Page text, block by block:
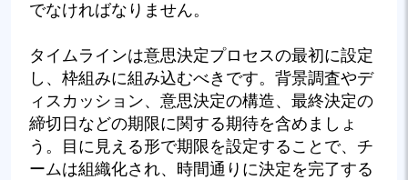
でなければなりません。
タイムラインは意思決定プロセスの最初に設定
し、枠組みに組み込むべきです。背景調査やデ
ィスカッション、意思決定の構造、最終決定の
締切日などの期限に関する期待を含めましょ
う。目に見える形で期限を設定することで、チ
ームは組織化され、時間通りに決定を完了する